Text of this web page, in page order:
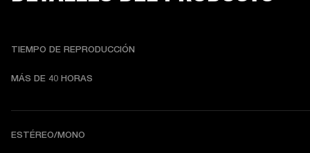
TIEMPO DE REPRODUCCIÓN
MÁS DE 40 HORAS
ESTÉREO/MONO